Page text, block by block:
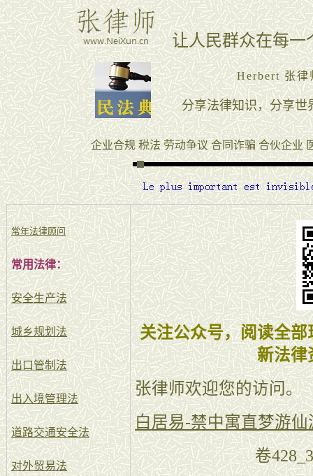
常年法律顾问
常用法律：
安全生产法
城乡规划法
出口管制法
出入境管理法
道路交通安全法
对外贸易法
关注公众号，阅读全
新法律
张律师欢迎您的访问。
白居易-禁中寓直梦游
卷